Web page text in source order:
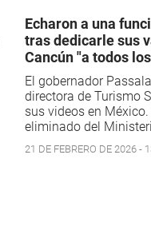
Echaron a una
tras dedicarle sus
Cancún "a todos
El gobernador
directora de Turismo
sus videos en
eliminado del
21 DE FEBRERO DE 2026 -